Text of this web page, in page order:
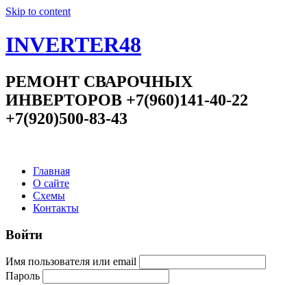
Skip to content
INVERTER48
РЕМОНТ СВАРОЧНЫХ
ИНВЕРТОРОВ +7(960)141-40-22
+7(920)500-83-43
Главная
О сайте
Схемы
Контакты
Войти
Имя пользователя или email
Пароль